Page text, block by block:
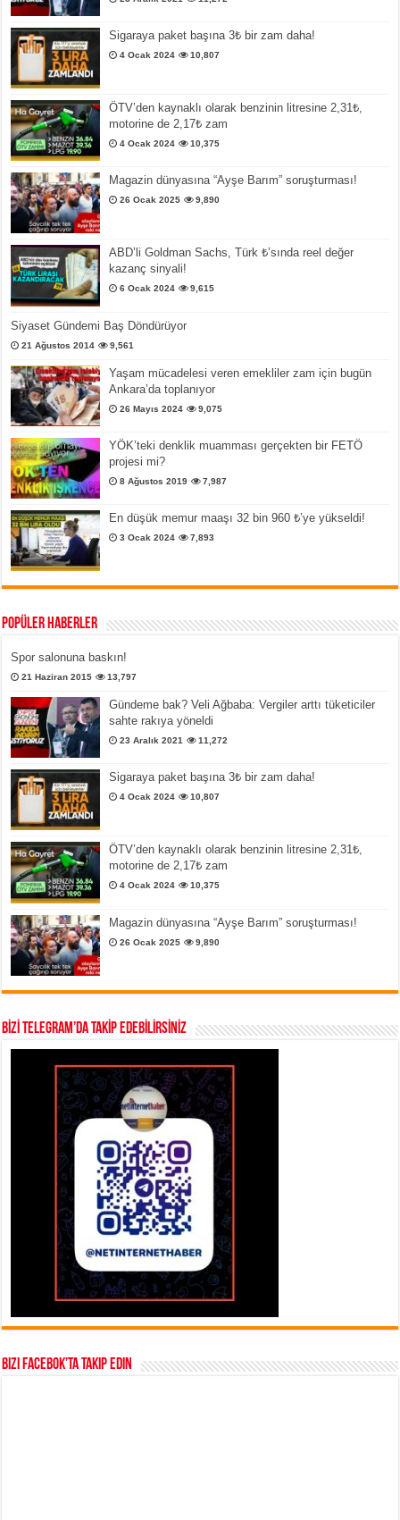
Sigaraya paket başına 3₺ bir zam daha!
4 Ocak 2024 10,807
ÖTV’den kaynaklı olarak benzinin litresine 2,31₺,
motorine de 2,17₺ zam
4 Ocak 2024 10,375
Magazin dünyasına “Ayşe Barım” soruşturması!
26 Ocak 2025 9,890
ABD’li Goldman Sachs, Türk ₺’sında reel değer
kazanç sinyali!
6 Ocak 2024 9,615
Siyaset Gündemi Baş Döndürüyor
21 Ağustos 2014 9,561
Yaşam mücadelesi veren emekliler zam için bugün
Ankara’da toplanıyor
26 Mayıs 2024 9,075
YÖK’teki denklik muamması gerçekten bir FETÖ
projesi mi?
8 Ağustos 2019 7,987
En düşük memur maaşı 32 bin 960 ₺’ye yükseldi!
3 Ocak 2024 7,893
Popüler Haberler
Spor salonuna baskın!
21 Haziran 2015 13,797
Gündeme bak? Veli Ağbaba: Vergiler arttı tüketiciler
sahte rakıya yöneldi
23 Aralık 2021 11,272
Sigaraya paket başına 3₺ bir zam daha!
4 Ocak 2024 10,807
ÖTV’den kaynaklı olarak benzinin litresine 2,31₺,
motorine de 2,17₺ zam
4 Ocak 2024 10,375
Magazin dünyasına “Ayşe Barım” soruşturması!
26 Ocak 2025 9,890
BİZİ TELEGRAM’DA TAKİP EDEBİLİRSİNİZ
Bizi Facebok’ta takip edin